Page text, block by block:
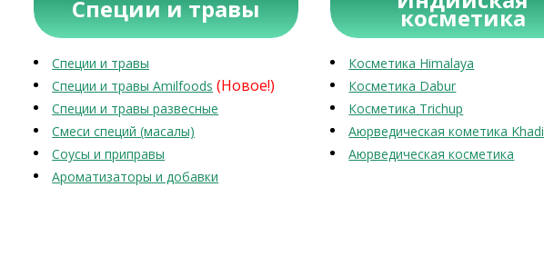
Специи и травы
Специи и травы
Специи и травы Amilfoods (Новое!)
Специи и травы развесные
Смеси специй (масалы)
Соусы и приправы
Ароматизаторы и добавки
косметика
Косметика Himalaya
Косметика Dabur
Косметика Trichup
Аюрведическая кометика Khadi
Аюрведическая косметика